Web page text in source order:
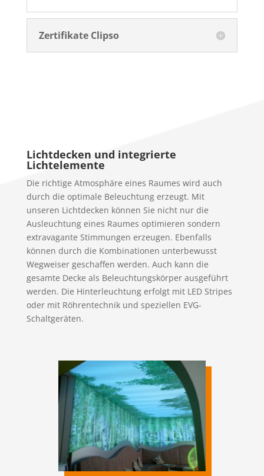
Zertifikate Clipso
Lichtdecken und integrierte
Lichtelemente
Die richtige Atmosphäre eines Raumes wird auch
durch die optimale Beleuchtung erzeugt. Mit
unseren Lichtdecken können Sie nicht nur die
Ausleuchtung eines Raumes optimieren sondern
extravagante Stimmungen erzeugen. Ebenfalls
können durch die Kombinationen unterbewusst
Wegweiser geschaffen werden. Auch kann die
gesamte Decke als Beleuchtungskörper ausgeführt
werden. Die Hinterleuchtung erfolgt mit LED Stripes
oder mit Röhrentechnik und speziellen EVG-
Schaltgeräten.